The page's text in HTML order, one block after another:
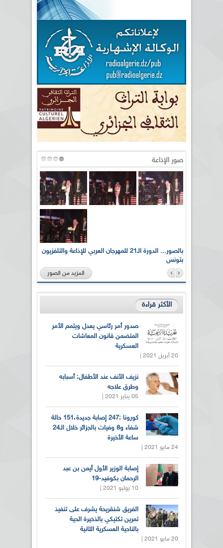
صور الإذاعة
بالصور... الدورة الـ21 للمهرجان العربي للإذاعة والتلفزيون
بتونس
المزيد من الصور
الأكثر قراءة
صدور أمر رئاسي يعدل ويتمم الأمر
المتضمن قانون المعاشات
العسكرية
20 أبريل 2021 |
نزيف الأنف عند الأطفال: أسبابه
وطرق علاجه
05 يناير 2021 |
كورونا :247 إصابة جديدة،151 حالة
شفاء و8 وفيات بالجزائر خلال الـ24
ساعة الأخيرة
24 مايو 2021 |
إصابة الوزير الأول أيمن بن عبد
الرحمان بكوفيد-19
10 يوليو 2021 |
الفريق شنقريحة يشرف على تنفيذ
تمرين تكتيكي بالذخيرة الحية
بالناحية العسكرية الثانية
20 مايو 2021 |